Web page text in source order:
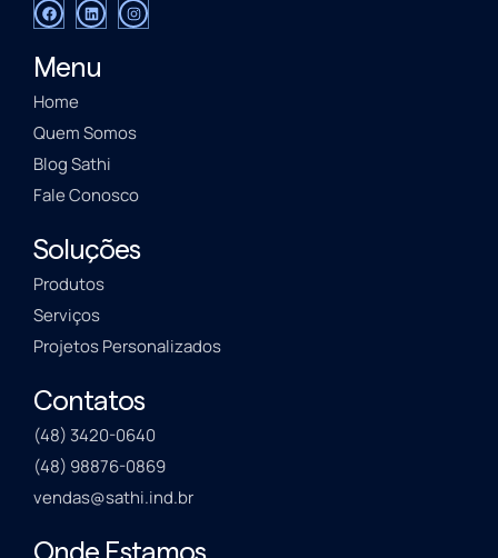
Menu
Home
Quem Somos
Blog Sathi
Fale Conosco
Soluções
Produtos
Serviços
Projetos Personalizados
Contatos
(48) 3420-0640
(48) 98876-0869
vendas@sathi.ind.br